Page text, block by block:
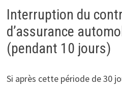
Interruption du
d’assurance
(pendant 10 jours)
Si après cette période de 30